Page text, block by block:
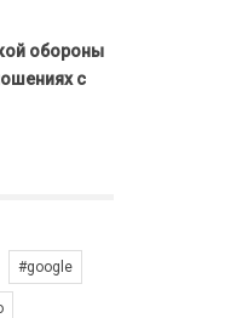
обороны
с
#google